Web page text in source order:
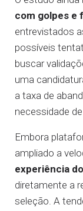
com golpes e
entrevistados
possíveis
buscar
uma
a taxa de
necessidade
Embora
ampliado a
experiência
diretamente a
seleção. A